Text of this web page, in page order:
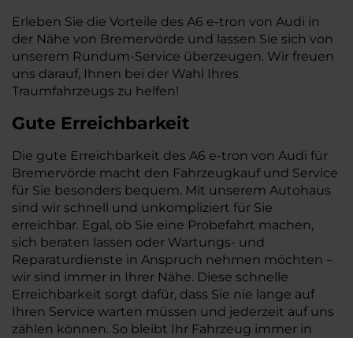
Erleben Sie die Vorteile des A6 e-tron von Audi in
der Nähe von Bremervörde und lassen Sie sich von
unserem Rundum-Service überzeugen. Wir freuen
uns darauf, Ihnen bei der Wahl Ihres
Traumfahrzeugs zu helfen!
Gute Erreichbarkeit
Die gute Erreichbarkeit des A6 e-tron von Audi für
Bremervörde macht den Fahrzeugkauf und Service
für Sie besonders bequem. Mit unserem Autohaus
sind wir schnell und unkompliziert für Sie
erreichbar. Egal, ob Sie eine Probefahrt machen,
sich beraten lassen oder Wartungs- und
Reparaturdienste in Anspruch nehmen möchten –
wir sind immer in Ihrer Nähe. Diese schnelle
Erreichbarkeit sorgt dafür, dass Sie nie lange auf
Ihren Service warten müssen und jederzeit auf uns
zählen können. So bleibt Ihr Fahrzeug immer in